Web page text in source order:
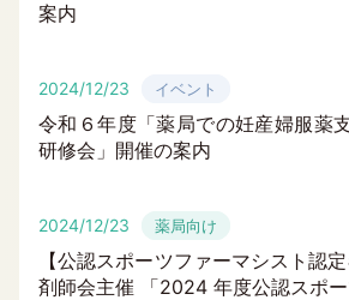
案内
2024/12/23 イベント
令和６年度「薬局での妊産婦服薬
研修会」開催の案内
2024/12/23 薬局向け
【公認スポーツファーマシスト認
剤師会主催 「2024 年度公認スポ